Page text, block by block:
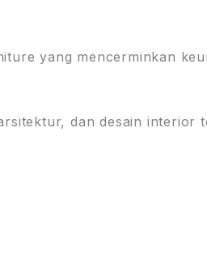
yang mencerminkan
dan desain interior